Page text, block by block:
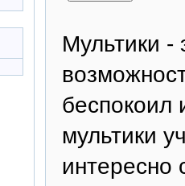
Мультики -
беспокоил
мультики
интересно